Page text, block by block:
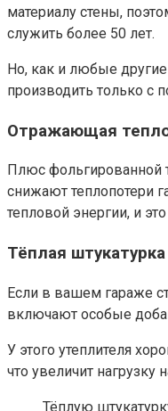
материалу стены,
служить более 50 лет.
Но, как и любые
производить только с
Отражающая
Плюс фольгированной
снижают теплопотери
тепловой энергии, и
Тёплая штукатурка
Если в вашем гараже
включают особые
У этого утеплителя
что увеличит
Тёплую